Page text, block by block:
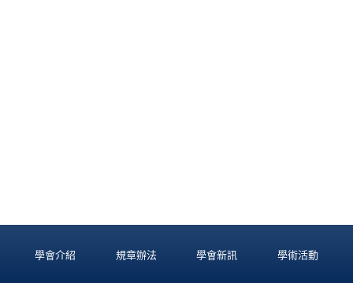
學會介紹 規章辦法 學會新訊 學術活動